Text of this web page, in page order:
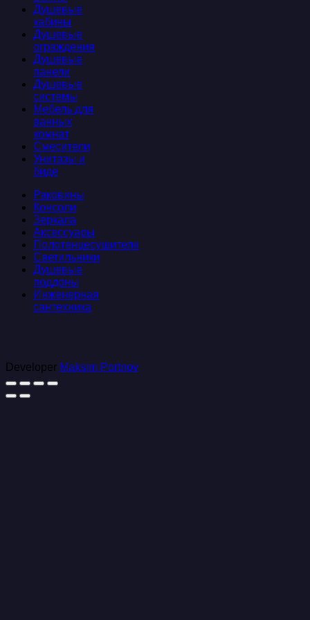
Душевые
кабины
Душевые
ограждения
Душевые
панели
Душевые
системы
Мебель для
ванных
комнат
Смесители
Унитазы и
биде
Раковины
Консоли
Зеркала
Аксессуары
Полотенцесушители
Светильники
Душевые
поддоны
Инженерная
сантехника
Developer Maksim Portnov